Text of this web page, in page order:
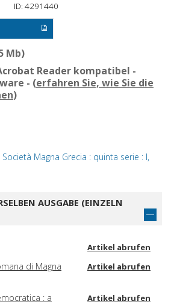
ID: 4291440
Mb)
Reader kompatibel -
- (erfahren Sie, wie Sie die
)
Magna Grecia : quinta serie : I,
AUSGABE (EINZELN
Artikel abrufen
di Magna
Artikel abrufen
: a
Artikel abrufen